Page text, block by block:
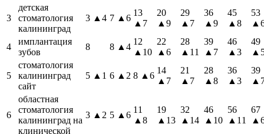
3
детская
стоматология
калининград
3 ▲4 7 ▲6
13
▲7
20
▲9
29
▲7
36
▲9
45
▲8
53
4
имплантация
зубов
8 8 ▲4
12
▲10
22
▲6
28
▲11
39
▲7
46
▲3
49
5
стоматология
калининград
сайт
5 ▲1 6 ▲2 8 ▲6
14
▲7
21
▲7
28
▲8
36
▲3
39
6
областная
стоматология
калининград на
клинической
3 ▲2 5 ▲6
11
▲8
19
▲13
32
▲14
46
▲10
56
▲11
67